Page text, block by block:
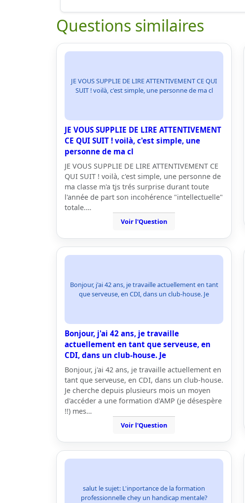
Questions similaires
JE VOUS SUPPLIE DE LIRE ATTENTIVEMENT CE QUI
SUIT ! voilà, c'est simple, une personne de ma cl
JE VOUS SUPPLIE DE LIRE ATTENTIVEMENT
CE QUI SUIT ! voilà, c'est simple, une
personne de ma cl
JE VOUS SUPPLIE DE LIRE ATTENTIVEMENT CE
QUI SUIT ! voilà, c'est simple, une personne de
ma classe m'a tjs trés surprise durant toute
l'année de part son incohérence "intellectuelle"
totale.…
Voir l'Question
Bonjour, j'ai 42 ans, je travaille actuellement en tant
que serveuse, en CDI, dans un club-house. Je
Bonjour, j'ai 42 ans, je travaille
actuellement en tant que serveuse, en
CDI, dans un club-house. Je
Bonjour, j'ai 42 ans, je travaille actuellement en
tant que serveuse, en CDI, dans un club-house.
Je cherche depuis plusieurs mois un moyen
d'accéder a une formation d'AMP (je désespère
!!) mes…
Voir l'Question
salut le sujet: L'inportance de la formation
professionnelle chey un handicap mentale?